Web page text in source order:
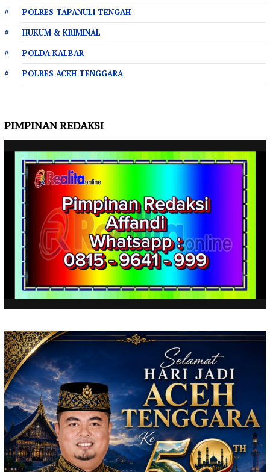
POLRES TAPANULI TENGAH
HUKUM & KRIMINAL
POLDA KALBAR
POLRES ACEH TENGGARA
PIMPINAN REDAKSI